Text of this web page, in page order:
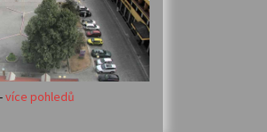
ploty
více pohledů